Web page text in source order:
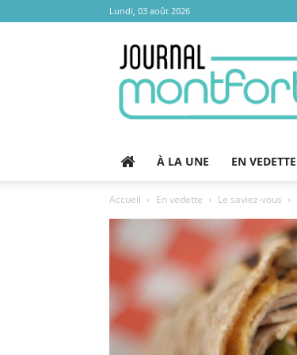
Lundi, 03 août 2026
Montfort
À LA UNE EN VEDETTE
Accueil En vedette Le saviez-vous